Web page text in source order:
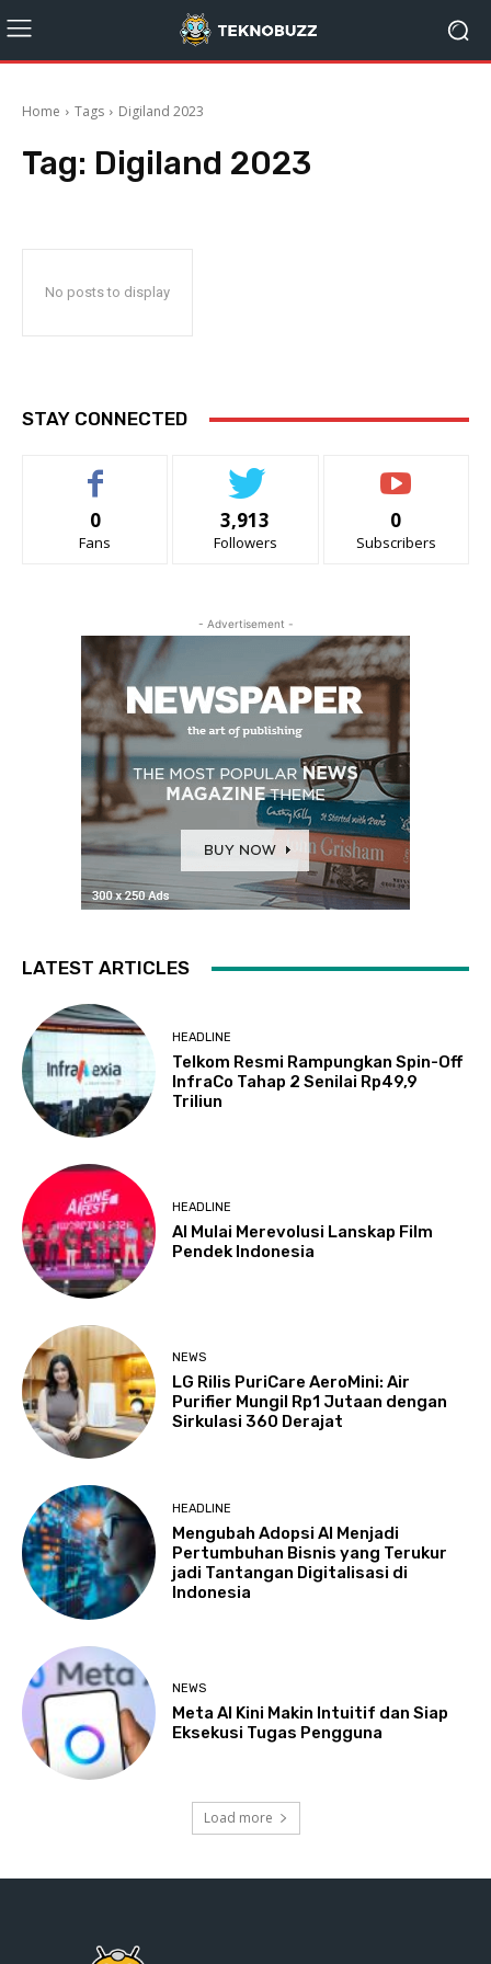
Home Tags Digiland 2023
Tag: Digiland 2023
No posts to display
STAY CONNECTED
0
Fans
3,913
Followers
0
Subscribers
- Advertisement -
LATEST ARTICLES
HEADLINE
Telkom Resmi Rampungkan Spin-Off
InfraCo Tahap 2 Senilai Rp49,9
Triliun
HEADLINE
AI Mulai Merevolusi Lanskap Film
Pendek Indonesia
NEWS
LG Rilis PuriCare AeroMini: Air
Purifier Mungil Rp1 Jutaan dengan
Sirkulasi 360 Derajat
HEADLINE
Mengubah Adopsi AI Menjadi
Pertumbuhan Bisnis yang Terukur
jadi Tantangan Digitalisasi di
Indonesia
NEWS
Meta AI Kini Makin Intuitif dan Siap
Eksekusi Tugas Pengguna
Load more